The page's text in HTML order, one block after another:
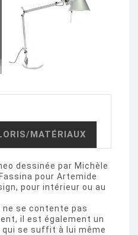
MATÉRIAUX
dessinée par Michèle
pour Artemide
pour intérieur ou au
ne se contente pas
il est également un
qui se suffit à lui même